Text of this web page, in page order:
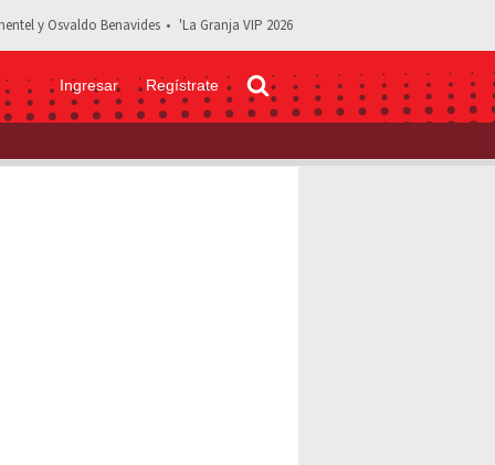
y Osvaldo Benavides 'La Granja VIP 2026
Ingresar Regístrate
se llevan el dinero de las ventas: "Me da impotencia"